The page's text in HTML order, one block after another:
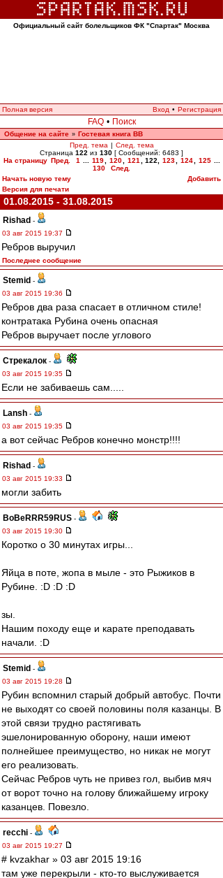
Официальный сайт болельщиков ФК "Спартак" Москва
Полная версия Вход • Регистрация
FAQ • Поиск
Общение на сайте » Гостевая книга ВВ
Пред. тема | След. тема
Страница 122 из 130 [ Сообщений: 6483 ]
На страницу Пред. 1 119 120 121 122 123 124 125
130
След.
Начать новую тему
Добавить
Версия для печати
01.08.2015 - 31.08.2015
Rishad -
03 авг 2015 19:37
Ребров выручил
Последнее сообщение
Stemid -
03 авг 2015 19:36
Ребров два раза спасает в отличном стиле!
контратака Рубина очень опасная
Ребров выручает после углового
Стрекалок -
03 авг 2015 19:35
Если не забиваешь сам.....
Lansh -
03 авг 2015 19:35
а вот сейчас Ребров конечно монстр!!!!
Rishad -
03 авг 2015 19:33
могли забить
BoBeRRR59RUS -
03 авг 2015 19:30
Коротко о 30 минутах игры...
Яйца в поте, жопа в мыле - это Рыжиков в
Рубине. :D :D :D
зы.
Нашим походу еще и карате преподавать
начали. :D
Stemid -
03 авг 2015 19:28
Рубин вспомнил старый добрый автобус. Почти
не выходят со своей половины поля казанцы. В
этой связи трудно растягивать
эшелонированную оборону, наши имеют
полнейшее преимущество, но никак не могут
его реализовать.
Сейчас Ребров чуть не привез гол, выбив мяч
от ворот точно на голову ближайшему игроку
казанцев. Повезло.
recchi -
03 авг 2015 19:27
# kvzakhar » 03 авг 2015 19:16
там уже перекрыли - кто-то выслуживается